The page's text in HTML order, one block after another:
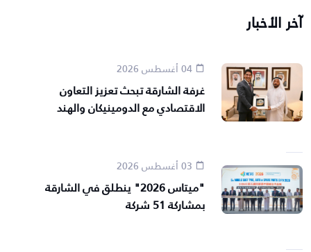
آخر الأخبار
04 أغسطس 2026
غرفة الشارقة تبحث تعزيز التعاون
الاقتصادي مع الدومينيكان والهند
"ميتاس 2026" ينطلق في الشارقة
بمشاركة 51 شركة